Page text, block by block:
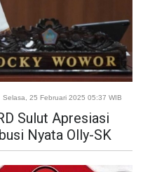
Selasa, 25 Februari 2025 05:37 WIB
Sulut Apresiasi
Nyata Olly-SK